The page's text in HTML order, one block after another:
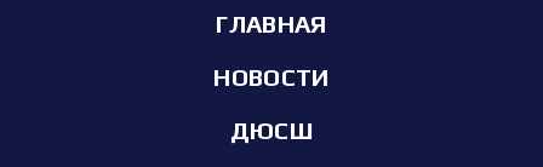
ГЛАВНАЯ
НОВОСТИ
ДЮСШ